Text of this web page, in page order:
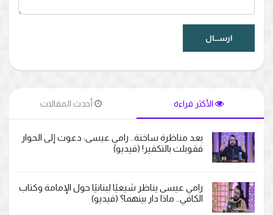
الأكثر قراءة أحدث المقالات
بعد مناظرة ساخنة.. رامي عيسى: دعوت إلى الحوار
فقوبلت بالتكفير! (فيديو)
رامي عيسى يناظر شيعيًا لبنانيًا حول الإمامة وكتاب
الكافي.. ماذا دار بينهما؟ (فيديو)